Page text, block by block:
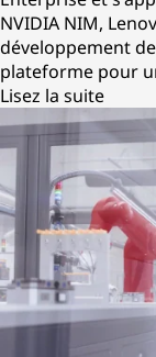
NVIDIA NIM,
développement
plateforme pour
Lisez la suite